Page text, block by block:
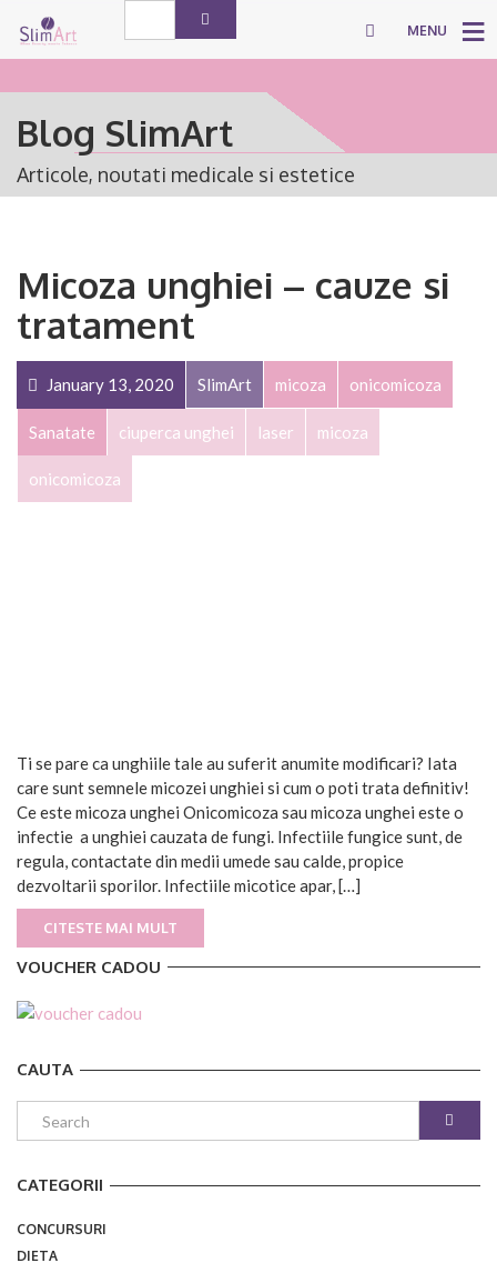
MENU
Blog SlimArt
Articole, noutati medicale si estetice
Micoza unghiei – cauze si
tratament
January 13, 2020 SlimArt micoza onicomicoza
Sanatate ciuperca unghei laser micoza
onicomicoza
Ti se pare ca unghiile tale au suferit anumite modificari? Iata
care sunt semnele micozei unghiei si cum o poti trata definitiv!
Ce este micoza unghei Onicomicoza sau micoza unghei este o
infectie a unghiei cauzata de fungi. Infectiile fungice sunt, de
regula, contactate din medii umede sau calde, propice
dezvoltarii sporilor. Infectiile micotice apar, […]
CITESTE MAI MULT
VOUCHER CADOU
CAUTA
CATEGORII
CONCURSURI
DIETA